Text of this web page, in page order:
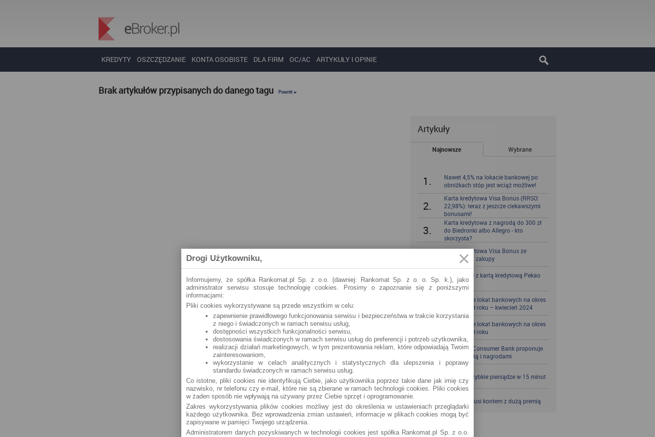
KREDYTY OSZCZĘDZANIE KONTA OSOBISTE DLA FIRM OC/AC ARTYKUŁY I OPINIE
Brak artykułów przypisanych do danego tagu Powrót ►
Artykuły
Najnowsze Wybrane
1.
Nawet 4,5% na lokacie bankowej po
obniżkach stóp jest wciąż możliwe!
2.
Karta kredytowa Visa Bonus (RRSO:
22,98%): teraz z jeszcze ciekawszymi
bonusami!
3.
Karta kredytowa z nagrodą do 300 zł
do Biedronki albo Allegro - kto
skorzysta?
Karta kredytowa Visa Bonus ze
zwrotem za zakupy
5.
Zbieraj mile z kartą kredytową Pekao
S.A.
Porównanie lokat bankowych na okres
powyżej pół roku – kwiecień 2024
Porównanie lokat bankowych na okres
powyżej pół roku
8.
Santander Consumer Bank proponuje
jesień z kartą i nagrodami
9. SKOK po szybkie pieniądze w 15 minut
10. VeloBank kusi kontem z dużą premią
Drogi Użytkowniku,
Informujemy, że spółka Rankomat.pl Sp. z o.o. (dawniej: Rankomat Sp. z o. o. Sp. k.), jako
administrator serwisu stosuje technologię cookies. Prosimy o zapoznanie się z poniższymi
informacjami:
Pliki cookies wykorzystywane są przede wszystkim w celu:
zapewnienie prawidłowego funkcjonowania serwisu i bezpieczeństwa w trakcie korzystania
z niego i świadczonych w ramach serwisu usług,
dostępności wszystkich funkcjonalności serwisu,
dostosowania świadczonych w ramach serwisu usług do preferencji i potrzeb użytkownika,
realizacji działań marketingowych, w tym prezentowania reklam, które odpowiadają Twoim
zainteresowaniom,
wykorzystanie w celach analitycznych i statystycznych dla ulepszenia i poprawy
standardu świadczonych w ramach serwisu usług.
Co istotne, pliki cookies nie identyfikują Ciebie, jako użytkownika poprzez takie dane jak imię czy
nazwisko, nr telefonu czy e-mail, które nie są zbierane w ramach technologii cookies. Pliki cookies
w żaden sposób nie wpływają na używany przez Ciebie sprzęt i oprogramowanie.
Zakres wykorzystywania plików cookies możliwy jest do określenia w ustawieniach przeglądarki
każdego użytkownika. Bez wprowadzenia zmian ustawień, informacje w plikach cookies mogą być
zapisywane w pamięci Twojego urządzenia.
Administratorem danych pozyskiwanych w technologii cookies jest spółka Rankomat.pl Sp. z o.o.